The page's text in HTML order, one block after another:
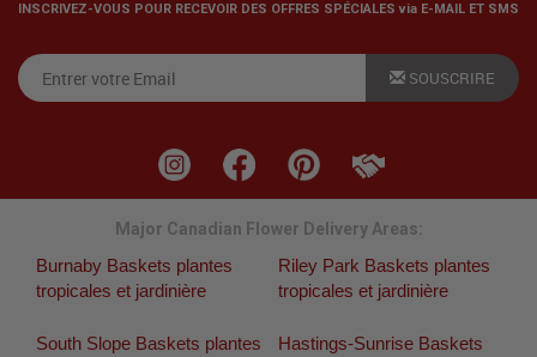
INSCRIVEZ-VOUS POUR RECEVOIR DES OFFRES SPÉCIALES via E-MAIL ET SMS
SOUSCRIRE
Major Canadian Flower Delivery Areas:
Burnaby Baskets plantes
tropicales et jardinière
Riley Park Baskets plantes
tropicales et jardinière
South Slope Baskets plantes
Hastings-Sunrise Baskets